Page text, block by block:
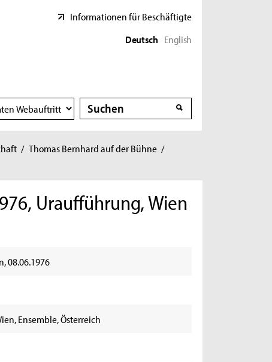
Informationen für Beschäftigte
Deutsch English
Suche
Suche
/ Thomas Bernhard auf der Bühne /
Uraufführung, Wien
08.06.1976
Ensemble, Österreich